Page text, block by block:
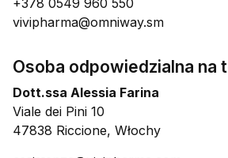
+378 0549 960 550
vivipharma@omniway.sm
Osoba odpowiedzialna na
Dott.ssa Alessia Farina
Viale dei Pini 10
47838 Riccione, Włochy